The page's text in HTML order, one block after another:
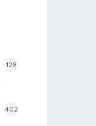
128
402